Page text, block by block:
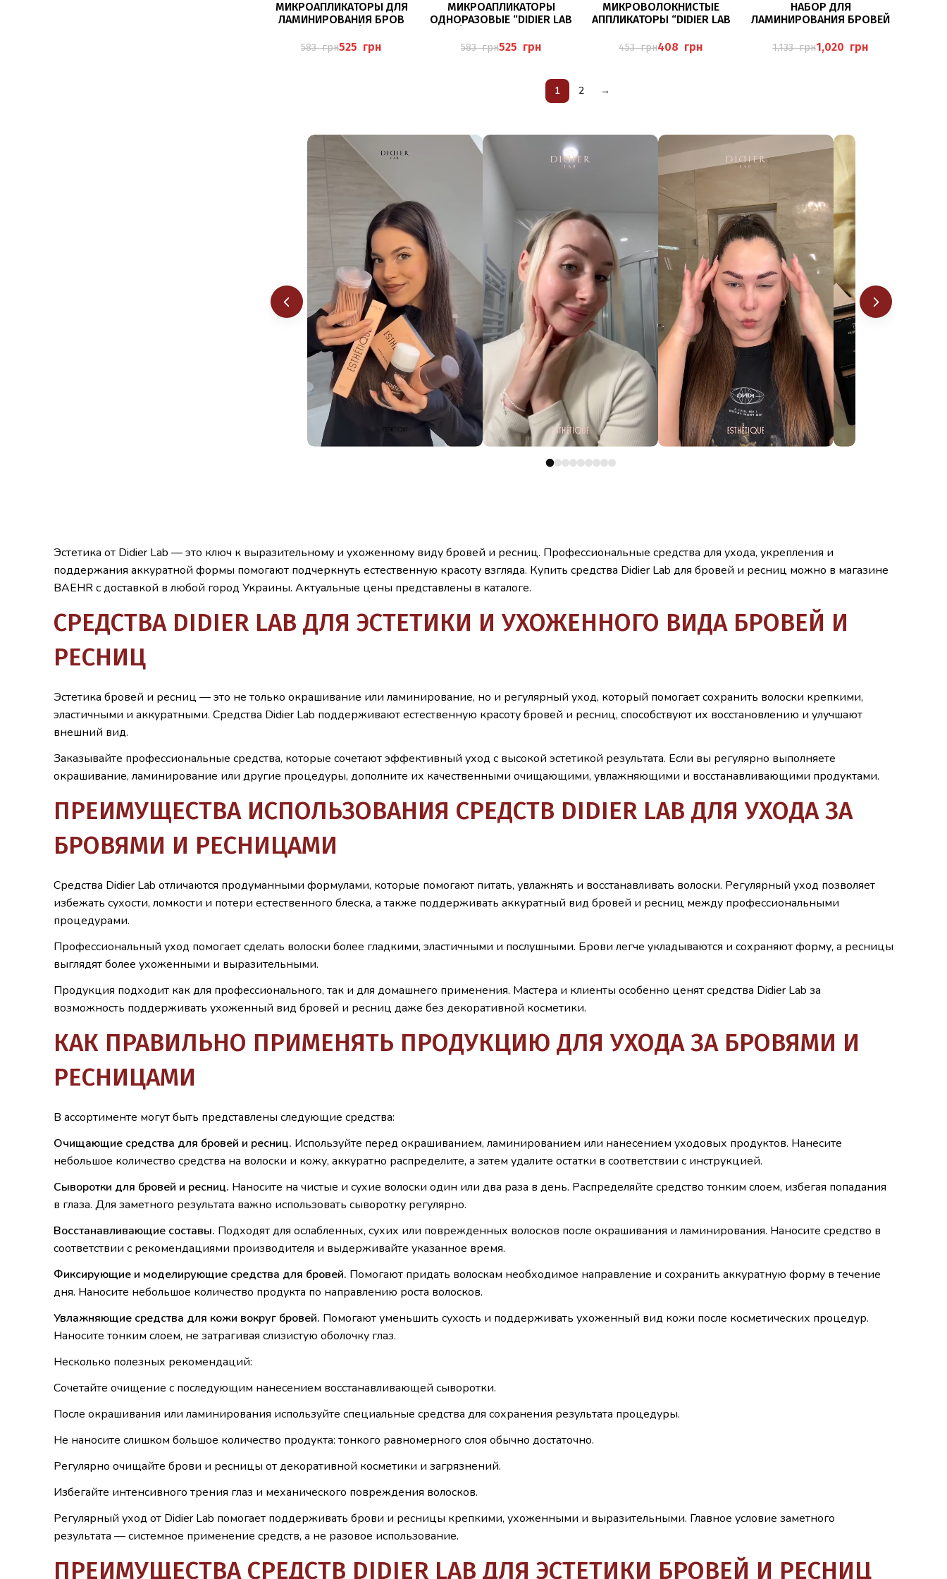
МИКРОАПЛИКАТОРЫ ДЛЯ
ЛАМИНИРОВАНИЯ БРОВ
ШТ
583грн525 грн
МИКРОАПЛИКАТОРЫ
ОДНОРАЗОВЫЕ “DIDIER LAB
583грн525 грн
МИКРОВОЛОКНИСТЫЕ
АППЛИКАТОРЫ “DIDIER LAB
453грн408 грн
НАБОР ДЛЯ
ЛАМИНИРОВАНИЯ БРОВЕЙ
ESTETIQUE 3×1 ШТ X1,5 ML И
КИСТОЧКИ ИЗ
1,133грн1,020 грн
1 2 →
Эстетика от Didier Lab — это ключ к выразительному и ухоженному виду бровей и ресниц. Профессиональные средства для ухода, укрепления и
поддержания аккуратной формы помогают подчеркнуть естественную красоту взгляда. Купить средства Didier Lab для бровей и ресниц можно в магазине
BAEHR с доставкой в любой город Украины. Актуальные цены представлены в каталоге.
СРЕДСТВА DIDIER LAB ДЛЯ ЭСТЕТИКИ И УХОЖЕННОГО ВИДА БРОВЕЙ И
РЕСНИЦ
Эстетика бровей и ресниц — это не только окрашивание или ламинирование, но и регулярный уход, который помогает сохранить волоски крепкими,
эластичными и аккуратными. Средства Didier Lab поддерживают естественную красоту бровей и ресниц, способствуют их восстановлению и улучшают
внешний вид.
Заказывайте профессиональные средства, которые сочетают эффективный уход с высокой эстетикой результата. Если вы регулярно выполняете
окрашивание, ламинирование или другие процедуры, дополните их качественными очищающими, увлажняющими и восстанавливающими продуктами.
ПРЕИМУЩЕСТВА ИСПОЛЬЗОВАНИЯ СРЕДСТВ DIDIER LAB ДЛЯ УХОДА ЗА
БРОВЯМИ И РЕСНИЦАМИ
Средства Didier Lab отличаются продуманными формулами, которые помогают питать, увлажнять и восстанавливать волоски. Регулярный уход позволяет
избежать сухости, ломкости и потери естественного блеска, а также поддерживать аккуратный вид бровей и ресниц между профессиональными
процедурами.
Профессиональный уход помогает сделать волоски более гладкими, эластичными и послушными. Брови легче укладываются и сохраняют форму, а ресницы
выглядят более ухоженными и выразительными.
Продукция подходит как для профессионального, так и для домашнего применения. Мастера и клиенты особенно ценят средства Didier Lab за
возможность поддерживать ухоженный вид бровей и ресниц даже без декоративной косметики.
КАК ПРАВИЛЬНО ПРИМЕНЯТЬ ПРОДУКЦИЮ ДЛЯ УХОДА ЗА БРОВЯМИ И
РЕСНИЦАМИ
В ассортименте могут быть представлены следующие средства:
Очищающие средства для бровей и ресниц. Используйте перед окрашиванием, ламинированием или нанесением уходовых продуктов. Нанесите
небольшое количество средства на волоски и кожу, аккуратно распределите, а затем удалите остатки в соответствии с инструкцией.
Сыворотки для бровей и ресниц. Наносите на чистые и сухие волоски один или два раза в день. Распределяйте средство тонким слоем, избегая попадания
в глаза. Для заметного результата важно использовать сыворотку регулярно.
Восстанавливающие составы. Подходят для ослабленных, сухих или поврежденных волосков после окрашивания и ламинирования. Наносите средство в
соответствии с рекомендациями производителя и выдерживайте указанное время.
Фиксирующие и моделирующие средства для бровей. Помогают придать волоскам необходимое направление и сохранить аккуратную форму в течение
дня. Наносите небольшое количество продукта по направлению роста волосков.
Увлажняющие средства для кожи вокруг бровей. Помогают уменьшить сухость и поддерживать ухоженный вид кожи после косметических процедур.
Наносите тонким слоем, не затрагивая слизистую оболочку глаз.
Несколько полезных рекомендаций:
Сочетайте очищение с последующим нанесением восстанавливающей сыворотки.
После окрашивания или ламинирования используйте специальные средства для сохранения результата процедуры.
Не наносите слишком большое количество продукта: тонкого равномерного слоя обычно достаточно.
Регулярно очищайте брови и ресницы от декоративной косметики и загрязнений.
Избегайте интенсивного трения глаз и механического повреждения волосков.
Регулярный уход от Didier Lab помогает поддерживать брови и ресницы крепкими, ухоженными и выразительными. Главное условие заметного
результата — системное применение средств, а не разовое использование.
ПРЕИМУЩЕСТВА СРЕДСТВ DIDIER LAB ДЛЯ ЭСТЕТИКИ БРОВЕЙ И РЕСНИЦ